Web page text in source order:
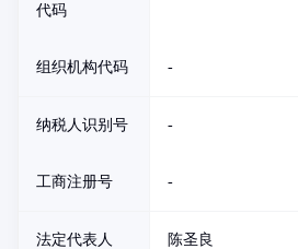
代码
组织机构代码 -
纳税人识别号 -
工商注册号 -
法定代表人 陈圣良